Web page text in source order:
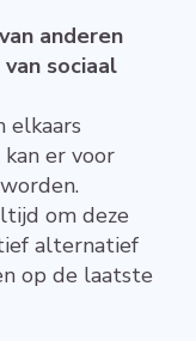
anderen
sociaal
elkaars
er voor
om deze
alternatief
op de laatste